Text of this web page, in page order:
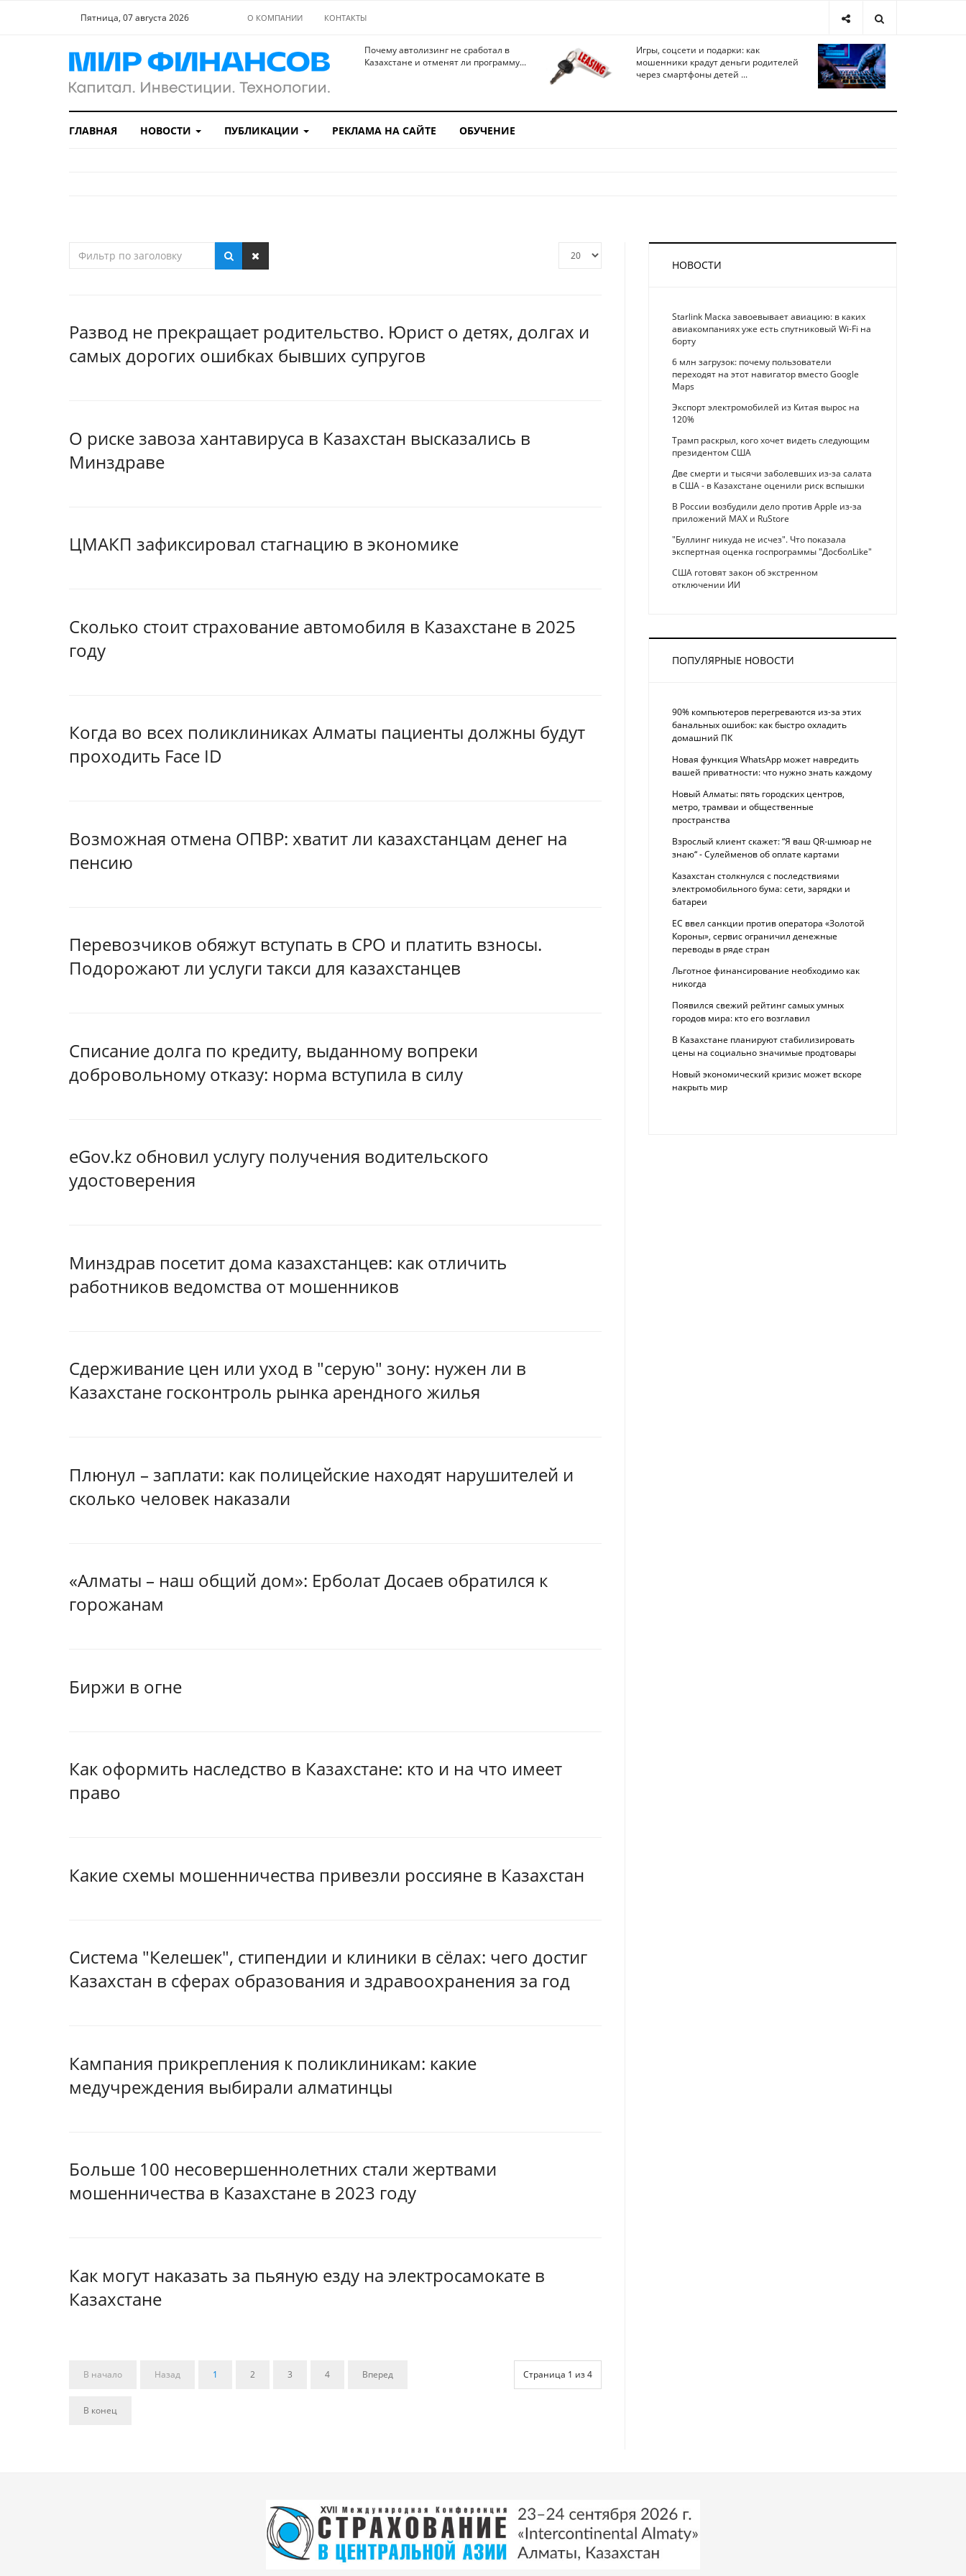
Пятница, 07 августа 2026 О КОМПАНИИ КОНТАКТЫ
Почему автолизинг не сработал в
Казахстане и отменят ли программу...
Игры, соцсети и подарки: как
мошенники крадут деньги родителей
через смартфоны детей ...
ГЛАВНАЯ НОВОСТИ ПУБЛИКАЦИИ РЕКЛАМА НА САЙТЕ ОБУЧЕНИЕ
Развод не прекращает родительство. Юрист о детях, долгах и
самых дорогих ошибках бывших супругов
О риске завоза хантавируса в Казахстан высказались в
Минздраве
ЦМАКП зафиксировал стагнацию в экономике
Сколько стоит страхование автомобиля в Казахстане в 2025
году
Когда во всех поликлиниках Алматы пациенты должны будут
проходить Face ID
Возможная отмена ОПВР: хватит ли казахстанцам денег на
пенсию
Перевозчиков обяжут вступать в СРО и платить взносы.
Подорожают ли услуги такси для казахстанцев
Списание долга по кредиту, выданному вопреки
добровольному отказу: норма вступила в силу
eGov.kz обновил услугу получения водительского
удостоверения
Минздрав посетит дома казахстанцев: как отличить
работников ведомства от мошенников
Сдерживание цен или уход в "серую" зону: нужен ли в
Казахстане госконтроль рынка арендного жилья
Плюнул – заплати: как полицейские находят нарушителей и
сколько человек наказали
«Алматы – наш общий дом»: Ерболат Досаев обратился к
горожанам
Биржи в огне
Как оформить наследство в Казахстане: кто и на что имеет
право
Какие схемы мошенничества привезли россияне в Казахстан
Система "Келешек", стипендии и клиники в сёлах: чего достиг
Казахстан в сферах образования и здравоохранения за год
Кампания прикрепления к поликлиникам: какие
медучреждения выбирали алматинцы
Больше 100 несовершеннолетних стали жертвами
мошенничества в Казахстане в 2023 году
Как могут наказать за пьяную езду на электросамокате в
Казахстане
Страница 1 из 4
В начало Назад 1 2 3 4 Вперед
В конец
НОВОСТИ
Starlink Маска завоевывает авиацию: в каких
авиакомпаниях уже есть спутниковый Wi-Fi на
борту
6 млн загрузок: почему пользователи
переходят на этот навигатор вместо Google
Maps
Экспорт электромобилей из Китая вырос на
120%
Трамп раскрыл, кого хочет видеть следующим
президентом США
Две смерти и тысячи заболевших из-за салата
в США - в Казахстане оценили риск вспышки
В России возбудили дело против Apple из-за
приложений MAX и RuStore
"Буллинг никуда не исчез". Что показала
экспертная оценка госпрограммы "ДосболLike"
США готовят закон об экстренном
отключении ИИ
ПОПУЛЯРНЫЕ НОВОСТИ
90% компьютеров перегреваются из-за этих
банальных ошибок: как быстро охладить
домашний ПК
Новая функция WhatsApp может навредить
вашей приватности: что нужно знать каждому
Новый Алматы: пять городских центров,
метро, трамваи и общественные
пространства
Взрослый клиент скажет: “Я ваш QR-шмюар не
знаю“ - Сулейменов об оплате картами
Казахстан столкнулся с последствиями
электромобильного бума: сети, зарядки и
батареи
ЕС ввел санкции против оператора «Золотой
Короны», сервис ограничил денежные
переводы в ряде стран
Льготное финансирование необходимо как
никогда
Появился свежий рейтинг самых умных
городов мира: кто его возглавил
В Казахстане планируют стабилизировать
цены на социально значимые продтовары
Новый экономический кризис может вскоре
накрыть мир